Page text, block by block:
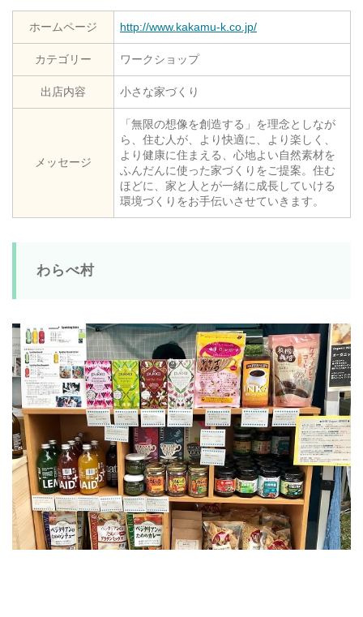
ホームページ http://www.kakamu-k.co.jp/
カテゴリー ワークショップ
出店内容 小さな家づくり
メッセージ
「無限の想像を創造する」を理念としなが
ら、住む人が、より快適に、より楽しく、
より健康に住まえる、心地よい自然素材を
ふんだんに使った家づくりをご提案。住む
ほどに、家と人とが一緒に成長していける
環境づくりをお手伝いさせていきます。
わらべ村